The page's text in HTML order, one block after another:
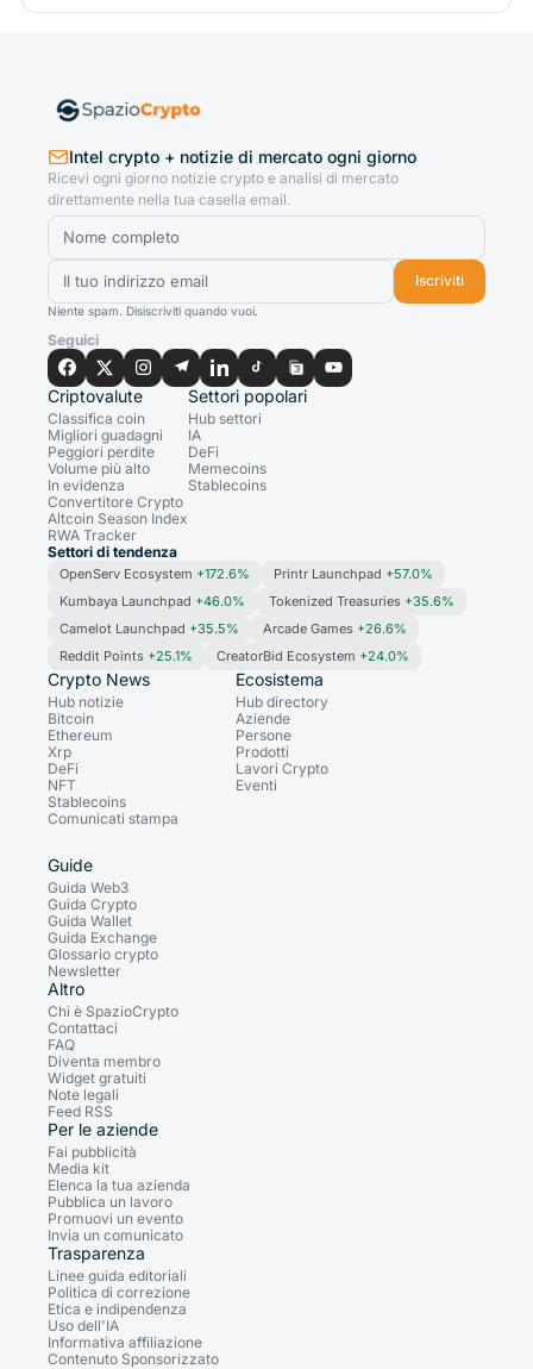
Intel crypto + notizie di mercato ogni giorno
Ricevi ogni giorno notizie crypto e analisi di mercato
direttamente nella tua casella email.
Iscriviti
Niente spam. Disiscriviti quando vuoi.
Seguici
Criptovalute
Classifica coin
Migliori guadagni
Peggiori perdite
Volume più alto
In evidenza
Convertitore Crypto
Altcoin Season Index
RWA Tracker
Settori popolari
Hub settori
IA
DeFi
Memecoins
Stablecoins
Settori di tendenza
OpenServ Ecosystem +172.6% Printr Launchpad +57.0%
Kumbaya Launchpad +46.0% Tokenized Treasuries +35.6%
Camelot Launchpad +35.5% Arcade Games +26.6%
Reddit Points +25.1% CreatorBid Ecosystem +24.0%
Crypto News
Hub notizie
Bitcoin
Ethereum
Xrp
DeFi
NFT
Stablecoins
Comunicati stampa
Ecosistema
Hub directory
Aziende
Persone
Prodotti
Lavori Crypto
Eventi
Guide
Guida Web3
Guida Crypto
Guida Wallet
Guida Exchange
Glossario crypto
Newsletter
Altro
Chi è SpazioCrypto
Contattaci
FAQ
Diventa membro
Widget gratuiti
Note legali
Feed RSS
Per le aziende
Fai pubblicità
Media kit
Elenca la tua azienda
Pubblica un lavoro
Promuovi un evento
Invia un comunicato
Trasparenza
Linee guida editoriali
Politica di correzione
Etica e indipendenza
Uso dell'IA
Informativa affiliazione
Contenuto Sponsorizzato